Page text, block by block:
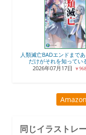
人類滅亡BADエンドまで
だけがそれを知ってい
2026年07月17日
￥
同じイラストレ